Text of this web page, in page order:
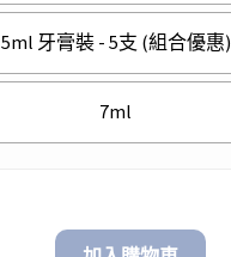
5ml 牙膏裝 - 5支 (組合優惠)
7ml